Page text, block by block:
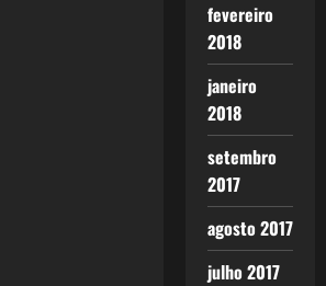
fevereiro
2018
janeiro
2018
setembro
2017
agosto 2017
julho 2017